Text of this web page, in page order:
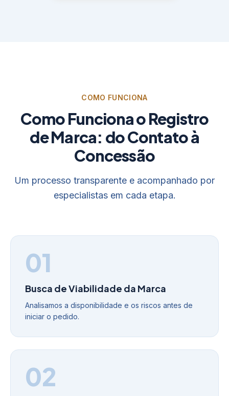
COMO FUNCIONA
Como Funciona o Registro
de Marca: do Contato à
Concessão
Um processo transparente e acompanhado por
especialistas em cada etapa.
01
Busca de Viabilidade da Marca
Analisamos a disponibilidade e os riscos antes de
iniciar o pedido.
02